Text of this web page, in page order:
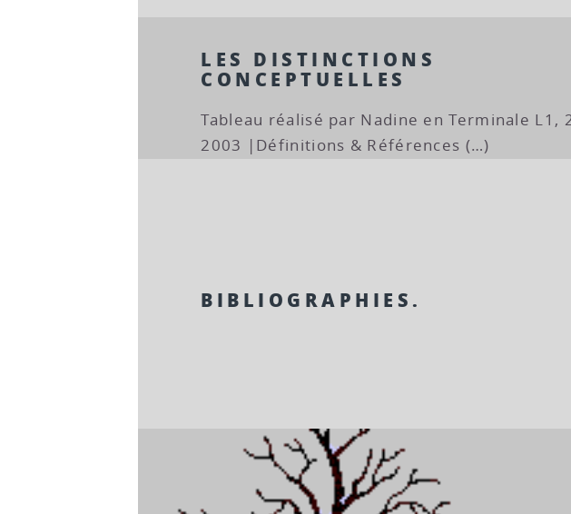
LES DISTINCTIONS
CONCEPTUELLES
Tableau réalisé par Nadine en Terminale L1,
2003 |Définitions & Références (…)
BIBLIOGRAPHIES.